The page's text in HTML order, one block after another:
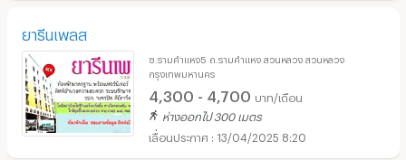
ยารีนเพลส
ซ.รามคำแหง5 ถ.รามคำแหง สวนหลวง สวนหลวง
กรุงเทพมหานคร
4,300 - 4,700 บาท/เดือน
ห่างออกไป 300 เมตร
13/04/2025 8:20